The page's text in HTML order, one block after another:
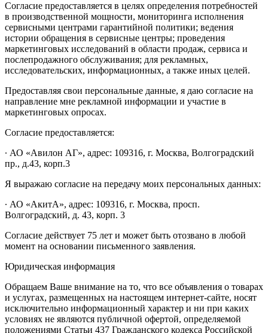
Согласие предоставляется в целях определения потребностей
в производственной мощности, мониторинга исполнения
сервисными центрами гарантийной политики; ведения
истории обращения в сервисные центры; проведения
маркетинговых исследований в области продаж, сервиса и
послепродажного обслуживания; для рекламных,
исследовательских, информационных, а также иных целей.
Предоставляя свои персональные данные, я даю согласие на
направление мне рекламной информации и участие в
маркетинговых опросах.
Согласие предоставляется:
∙ АО «Авилон АГ», адрес: 109316, г. Москва, Волгоградский
пр., д.43, корп.3
Я выражаю согласие на передачу моих персональных данных:
∙ АО «АкитА», адрес: 109316, г. Москва, просп.
Волгоградский, д. 43, корп. 3
Согласие действует 75 лет и может быть отозвано в любой
момент на основании письменного заявления.
Юридическая информация
Обращаем Ваше внимание на то, что все объявления о товарах
и услугах, размещенных на настоящем интернет-сайте, носят
исключительно информационный характер и ни при каких
условиях не являются публичной офертой, определяемой
положениями Статьи 437 Гражданского кодекса Российской